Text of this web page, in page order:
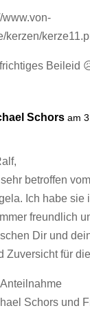
Beileid
Schors am
betroffen
Ich habe sie
freundlich
Dir und
Zuversicht für
Anteilnahme
Schors und